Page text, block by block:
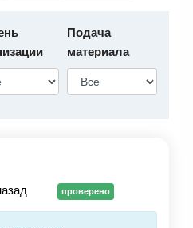
Подача
материала
проверено